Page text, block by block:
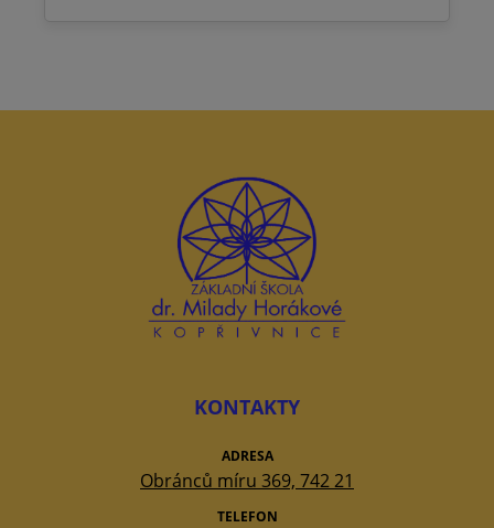
KONTAKTY
ADRESA
Obránců míru 369, 742 21
TELEFON